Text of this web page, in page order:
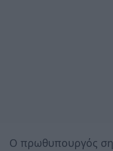
Ο πρωθυπουργός